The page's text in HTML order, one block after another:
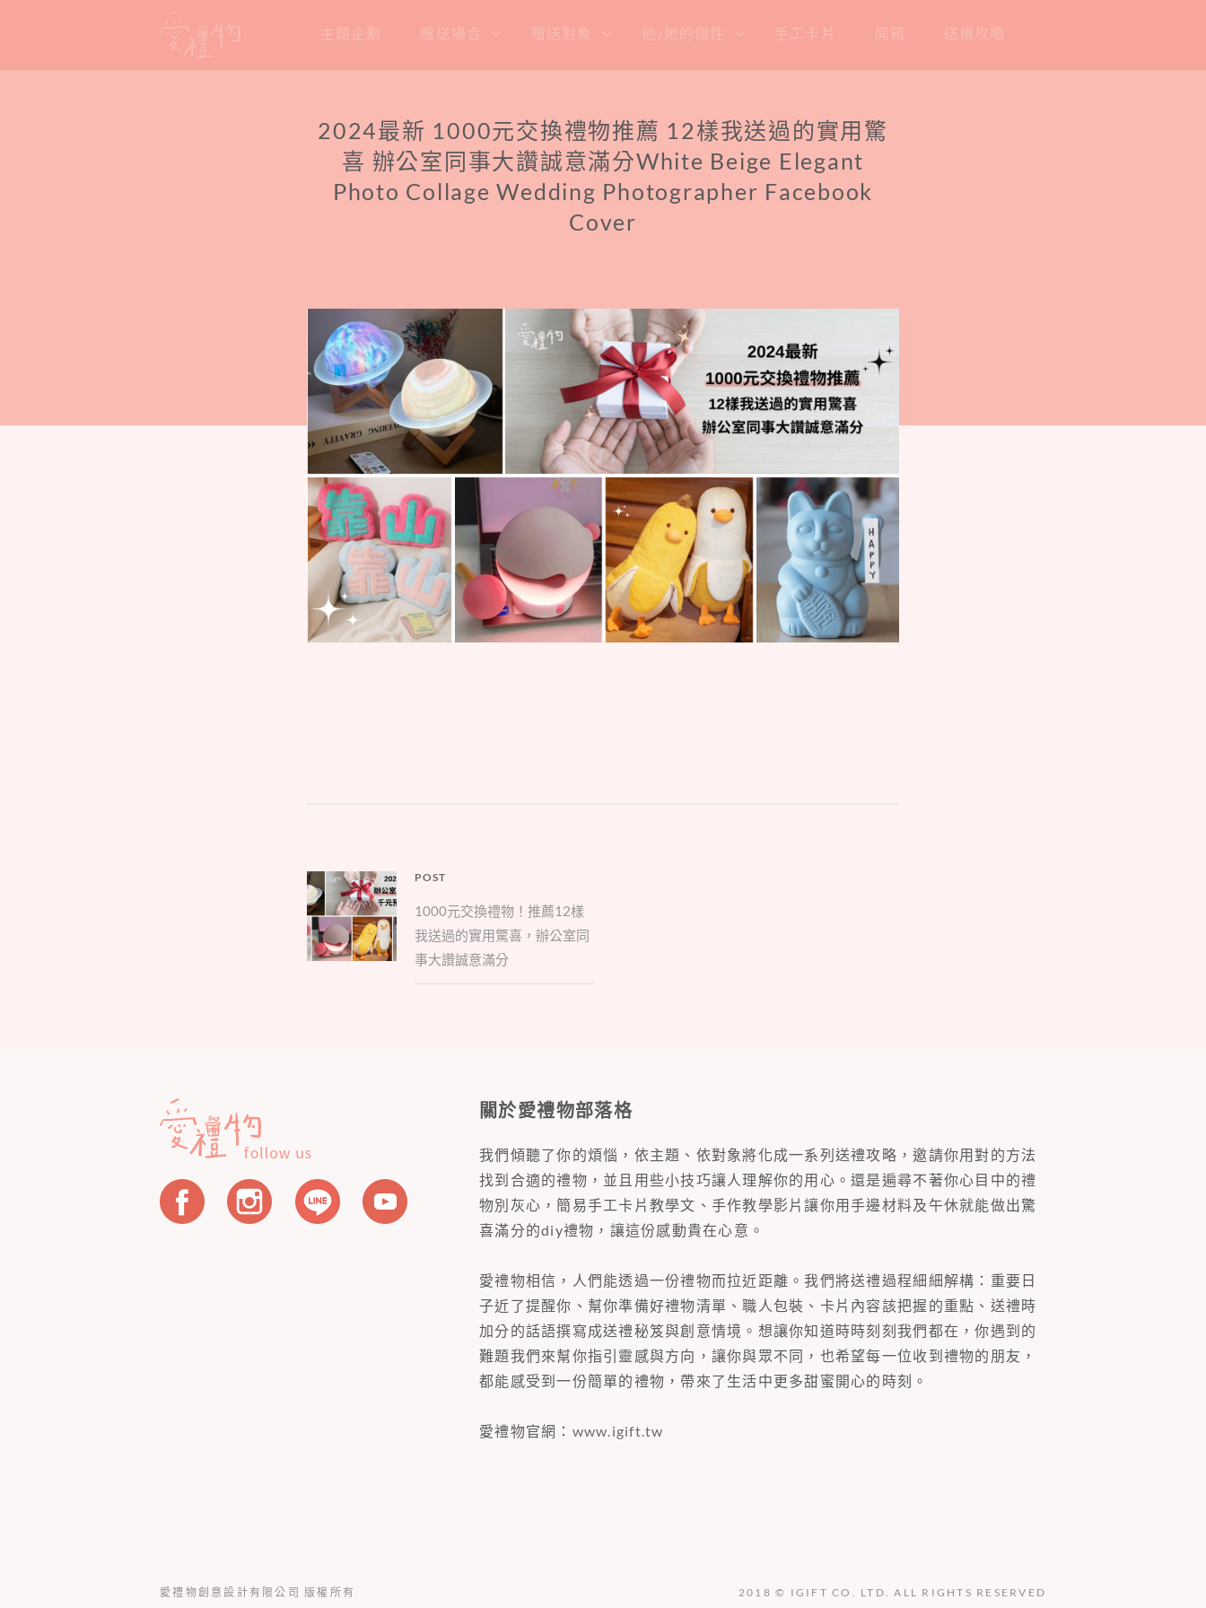
content
主題企劃 贈送場合 贈送對象 他/她的個性 手工卡片 開箱 送禮攻略
2024最新 1000元交換禮物推薦 12樣我送過的實用驚
喜 辦公室同事大讚誠意滿分White Beige Elegant
Photo Collage Wedding Photographer Facebook
Cover
文
章
導
覽
POST
Parent
post:
1000元交換禮物！推薦12樣
我送過的實用驚喜，辦公室同
事大讚誠意滿分
關於愛禮物部落格
我們傾聽了你的煩惱，依主題、依對象將化成一系列送禮攻略，邀請你用對的方法
找到合適的禮物，並且用些小技巧讓人理解你的用心。還是遍尋不著你心目中的禮
物別灰心，簡易手工卡片教學文、手作教學影片讓你用手邊材料及午休就能做出驚
喜滿分的diy禮物，讓這份感動貴在心意。
愛禮物相信，人們能透過一份禮物而拉近距離。我們將送禮過程細細解構：重要日
子近了提醒你、幫你準備好禮物清單、職人包裝、卡片內容該把握的重點、送禮時
加分的話語撰寫成送禮秘笈與創意情境。想讓你知道時時刻刻我們都在，你遇到的
難題我們來幫你指引靈感與方向，讓你與眾不同，也希望每一位收到禮物的朋友，
都能感受到一份簡單的禮物，帶來了生活中更多甜蜜開心的時刻。
愛禮物官網： www.igift.tw
愛禮物創意設計有限公司 版權所有 2018 © IGIFT CO. LTD. ALL RIGHTS RESERVED